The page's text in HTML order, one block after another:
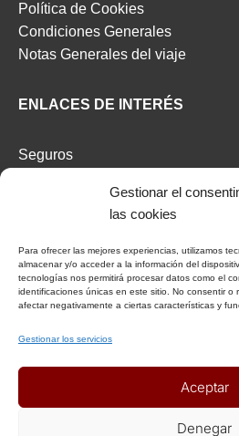
Gestionar el
las cookies
Para ofrecer las mejores experiencias, utilizamos
almacenar y/o acceder a la información del
tecnologías nos permitirá procesar datos como el
identificaciones únicas en este sitio. No consentir o
afectar negativamente a ciertas características y
Gestionar los servicios
Aceptar
Denegar
Política de Cookies
Condiciones Generales
Notas Generales del viaje
ENLACES DE INTERÉS
Seguros
Afiliat Agència Catalana de
Declaración responsable Viajeros
Realización de viajes de